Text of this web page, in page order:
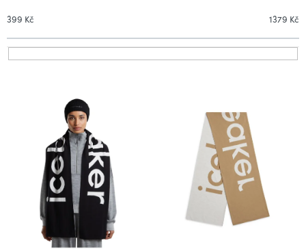
í
p
r
399 Kč 1379 Kč
V